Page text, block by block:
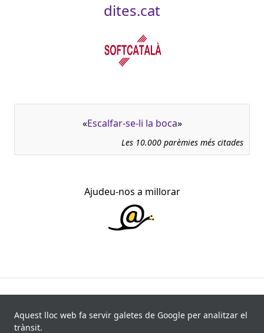
dites.cat
«Escalfar-se-li la boca»
Les 10.000 parèmies més citades
Ajudeu-nos a millorar
recollides de 840 fonts i 8.113 informants. Última
Aquest lloc web fa servir galetes de Google per analitzar el
trànsit.